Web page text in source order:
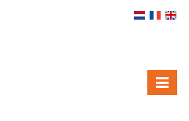
Toggle